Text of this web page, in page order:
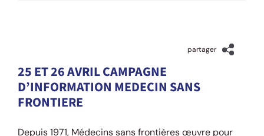
partager
25 ET 26 AVRIL CAMPAGNE
D’INFORMATION MEDECIN SANS
FRONTIERE
Depuis 1971, Médecins sans frontières œuvre pour